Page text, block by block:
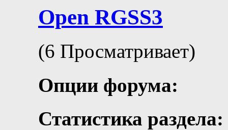
Open RGSS3
(6 Просматривает)
Опции форума:
Статистика раздела: